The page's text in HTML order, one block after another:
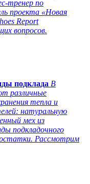
тренер по
проекта «Новая
Report
вопросов.
подклада В
различные
тепла и
натуральную
мех из
подкладочного
Рассмотрим